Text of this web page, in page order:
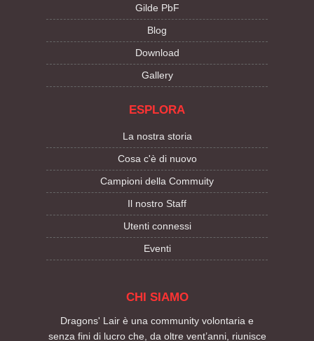
Gilde PbF
Blog
Download
Gallery
ESPLORA
La nostra storia
Cosa c'è di nuovo
Campioni della Commuity
Il nostro Staff
Utenti connessi
Eventi
CHI SIAMO
Dragons' Lair è una community volontaria e
senza fini di lucro che, da oltre vent’anni, riunisce